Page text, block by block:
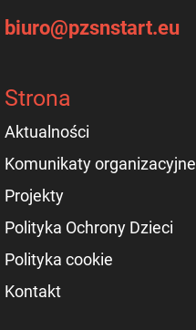
biuro@pzsnstart.eu
Strona
Aktualności
Komunikaty organizacyjne
Projekty
Polityka Ochrony Dzieci
Polityka cookie
Kontakt